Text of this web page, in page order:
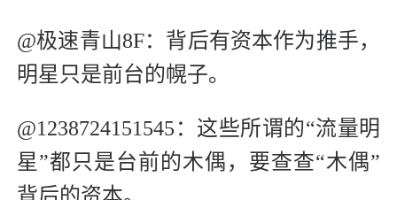
@极速青山8F：背后有资本作为推手，
明星只是前台的幌子。
@1238724151545：这些所谓的“流量明
星”都只是台前的木偶，要查查“木偶”
背后的资本。